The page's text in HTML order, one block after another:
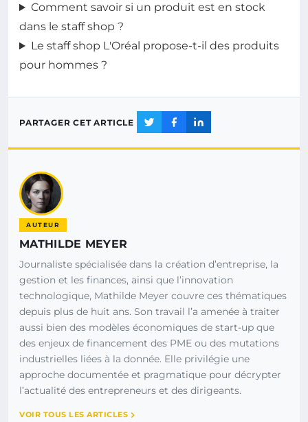
Comment savoir si un produit est en stock
dans le staff shop ?
Le staff shop L'Oréal propose-t-il des produits
pour hommes ?
PARTAGER CET ARTICLE
AUTEUR
MATHILDE MEYER
Journaliste spécialisée dans la création d’entreprise, la
gestion et les finances, ainsi que l’innovation
technologique, Mathilde Meyer couvre ces thématiques
depuis plus de huit ans. Son travail l’a amenée à traiter
aussi bien des modèles économiques de start-up que
des enjeux de financement des PME ou des mutations
industrielles liées à la donnée. Elle privilégie une
approche documentée et pragmatique pour décrypter
l’actualité des entrepreneurs et des dirigeants.
VOIR TOUS LES ARTICLES